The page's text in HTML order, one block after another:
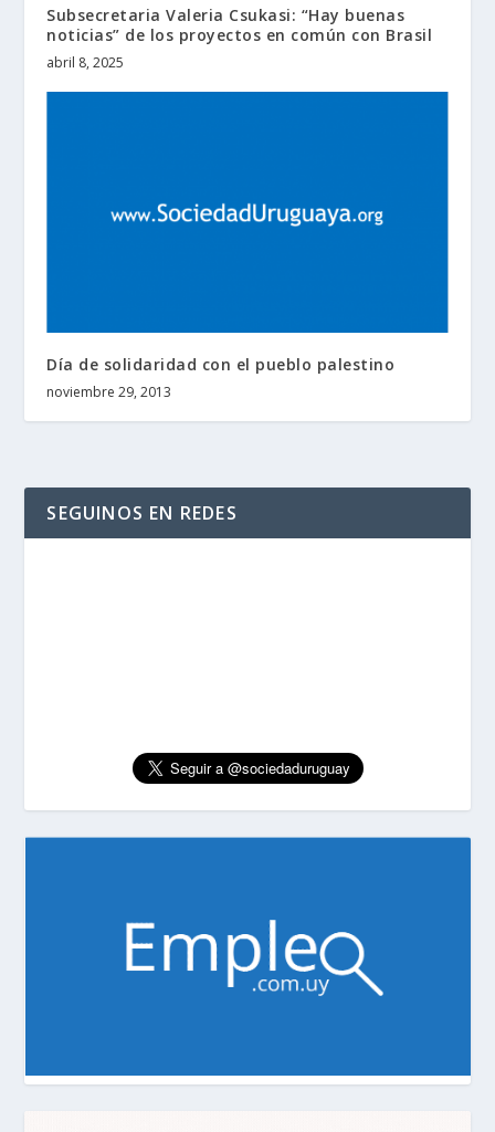
Subsecretaria Valeria Csukasi: “Hay buenas
noticias” de los proyectos en común con Brasil
abril 8, 2025
Día de solidaridad con el pueblo palestino
noviembre 29, 2013
SEGUINOS EN REDES